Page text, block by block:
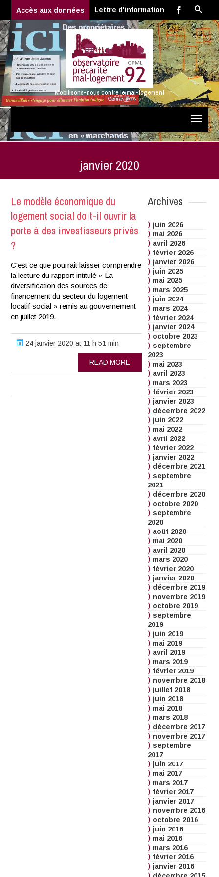
Accès aux données Lettre d'information
Mobilisons-nous contre le mal-logement
janvier 2020
Le modèle économique du
logement social doit-il ouvrir la
porte à des investisseurs privés
?
C'est ce que pourrait laisser comprendre
la lecture du rapport intitulé « La
diversification des sources de
financement du secteur du logement
locatif social » remis au gouvernement
en juillet 2019.
24 janvier 2020 at 11 h 51 min
READ MORE
Archives
juin 2026
mai 2026
avril 2026
février 2026
janvier 2026
juin 2025
mai 2025
mars 2025
juin 2024
mars 2024
février 2024
janvier 2024
octobre 2023
septembre
2023
mai 2023
avril 2023
mars 2023
février 2023
janvier 2023
décembre 2022
juin 2022
mai 2022
avril 2022
février 2022
janvier 2022
décembre 2021
septembre
2021
décembre 2020
octobre 2020
septembre
2020
août 2020
mai 2020
avril 2020
mars 2020
février 2020
janvier 2020
décembre 2019
novembre 2019
octobre 2019
septembre
2019
juin 2019
mai 2019
avril 2019
mars 2019
février 2019
novembre 2018
juillet 2018
juin 2018
mai 2018
mars 2018
décembre 2017
novembre 2017
septembre
2017
juin 2017
mai 2017
mars 2017
février 2017
janvier 2017
novembre 2016
octobre 2016
juin 2016
mai 2016
mars 2016
février 2016
janvier 2016